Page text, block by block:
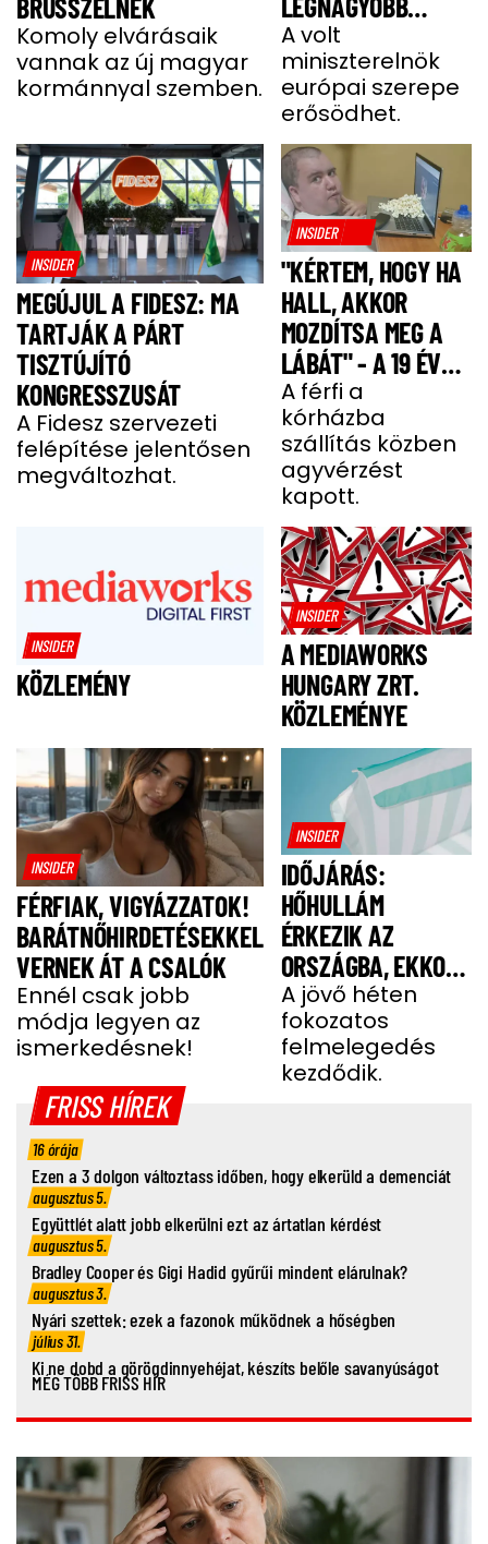
BRÜSSZELNEK
Komoly elvárásaik
vannak az új magyar
kormánnyal szemben.
JOBBOLDALI
SZÖVETSÉGÉT
ÉPÍTI TOVÁBB
A volt
miniszterelnök
európai szerepe
erősödhet.
INSIDER
MEGÚJUL A FIDESZ: MA
TARTJÁK A PÁRT
TISZTÚJÍTÓ
KONGRESSZUSÁT
A Fidesz szervezeti
felépítése jelentősen
megváltozhat.
INSIDER
"KÉRTEM, HOGY HA
HALL, AKKOR
MOZDÍTSA MEG A
LÁBÁT" - A 19 ÉVES
BENCE HÓNAPOKIG
KÓMÁBAN FEKÜDT
A BALESETE UTÁN
A férfi a
kórházba
szállítás közben
agyvérzést
kapott.
INSIDER
KÖZLEMÉNY
INSIDER
A MEDIAWORKS
HUNGARY ZRT.
KÖZLEMÉNYE
INSIDER
FÉRFIAK, VIGYÁZZATOK!
BARÁTNŐHIRDETÉSEKKEL
VERNEK ÁT A CSALÓK
Ennél csak jobb
módja legyen az
ismerkedésnek!
INSIDER
IDŐJÁRÁS:
HŐHULLÁM
ÉRKEZIK AZ
ORSZÁGBA, EKKOR
ÉR IDE
A jövő héten
fokozatos
felmelegedés
kezdődik.
FRISS HÍREK
16 órája
Ezen a 3 dolgon változtass időben, hogy elkerüld a demenciát
augusztus 5.
Együttlét alatt jobb elkerülni ezt az ártatlan kérdést
augusztus 5.
Bradley Cooper és Gigi Hadid gyűrűi mindent elárulnak?
augusztus 3.
Nyári szettek: ezek a fazonok működnek a hőségben
július 31.
Ki ne dobd a görögdinnyehéjat, készíts belőle savanyúságot
MÉG TÖBB FRISS HÍR